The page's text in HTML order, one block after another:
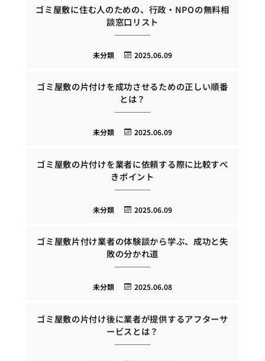
ゴミ屋敷に住む人のための、行政・NPOの無料相
談窓口リスト
2025.06.09
未分類
ゴミ屋敷の片付けを成功させるための正しい順番
とは？
2025.06.09
未分類
ゴミ屋敷の片付けを業者に依頼する際に比較すべ
きポイント
2025.06.09
未分類
ゴミ屋敷片付け業者の体験談から学ぶ、成功と失
敗の分かれ道
2025.06.08
未分類
ゴミ屋敷の片付け後に業者が提供するアフターサ
ービスとは？